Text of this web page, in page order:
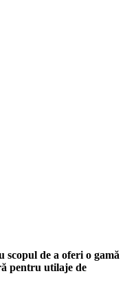
scopul de a oferi o gamă
pentru utilaje de